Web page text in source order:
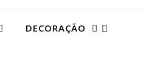
DECORAÇÃO